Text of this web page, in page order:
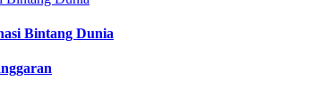
Bintang Dunia